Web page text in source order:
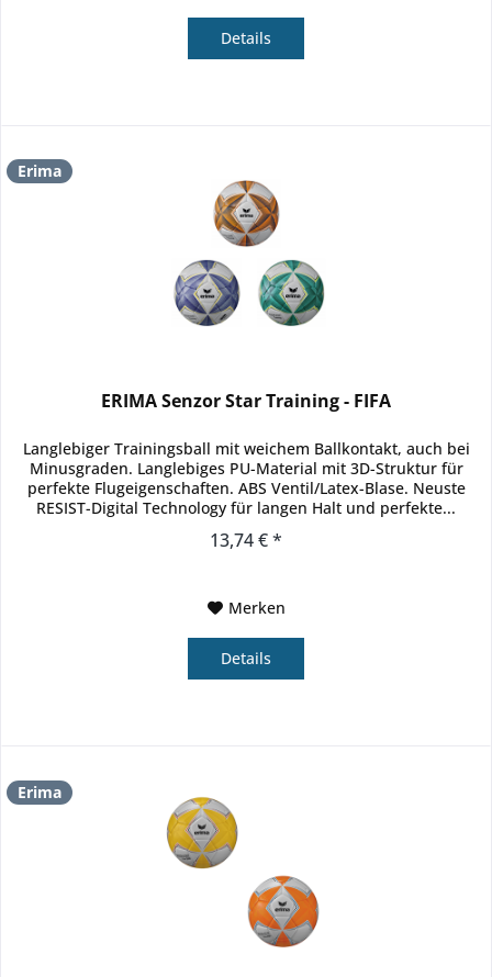
Details
Erima
ERIMA Senzor Star Training - FIFA
Langlebiger Trainingsball mit weichem Ballkontakt, auch bei
Minusgraden. Langlebiges PU-Material mit 3D-Struktur für
perfekte Flugeigenschaften. ABS Ventil/Latex-Blase. Neuste
RESIST-Digital Technology für langen Halt und perfekte...
13,74 € *
Merken
Details
Erima